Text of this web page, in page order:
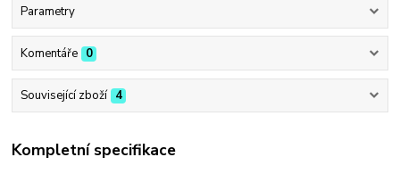
Parametry
Komentáře 0
Související zboží 4
Kompletní specifikace